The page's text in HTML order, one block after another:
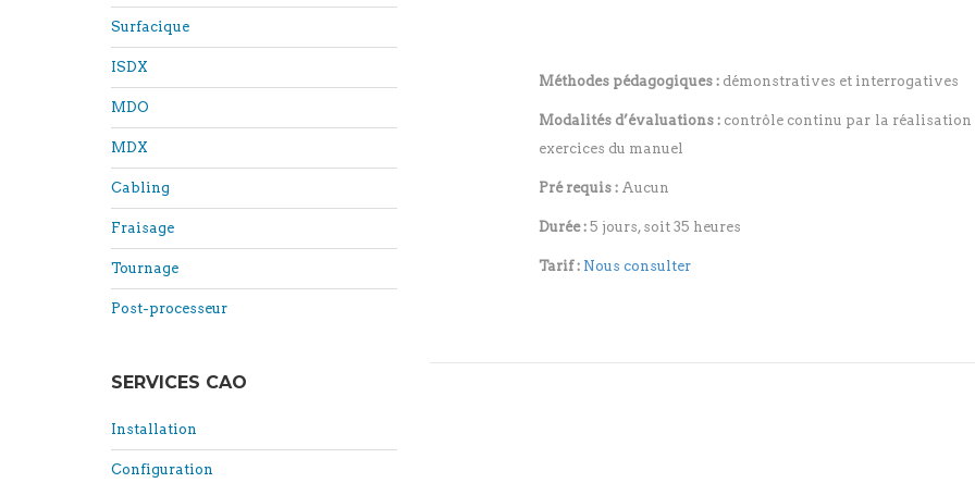
Méthodes pédagogiques :démonstratives et interrogatives
Modalités d’évaluations :contrôle continu par la réalisation
exercices du manuel
Pré requis :Aucun
Durée :5 jours, soit 35 heures
Tarif : Nous consulter
Surfacique
ISDX
MDO
MDX
Cabling
Fraisage
Tournage
Post-processeur
SERVICES CAO
Installation
Configuration